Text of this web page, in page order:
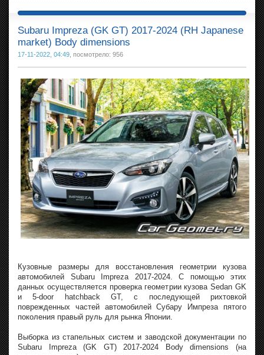
Subaru Impreza (GK GT) 2017-2024 (RH Japanese
market) Body dimensions
17-11-2022, 04:49 , посмотрело: 956
Кузовные размеры для восстановления геометрии кузова
автомобилей Subaru Impreza 2017-2024. С помощью этих
данных осуществляется проверка геометрии кузова Sedan GK
и 5-door hatchback GT, с последующей рихтовкой
поврежденных частей автомобилей Субару Импреза пятого
поколения правый руль для рынка Японии.
Выборка из стапельных систем и заводской документации по
Subaru Impreza (GK GT) 2017-2024 Body dimensions (на